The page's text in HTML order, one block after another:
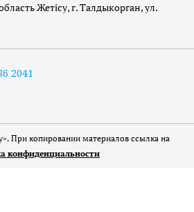
Жетісу, г. Талдыкорган, ул.
2041
При копировании материалов ссылка на
конфиденциальности